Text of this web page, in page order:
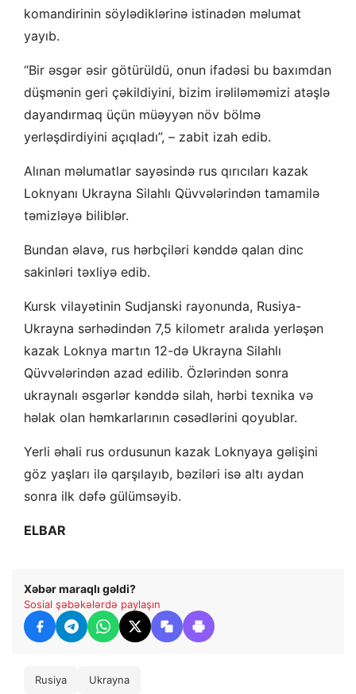
komandirinin söylədiklərinə istinadən məlumat
yayıb.
“Bir əsgər əsir götürüldü, onun ifadəsi bu baxımdan
düşmənin geri çəkildiyini, bizim irəliləməmizi atəşlə
dayandırmaq üçün müəyyən növ bölmə
yerləşdirdiyini açıqladı”, – zabit izah edib.
Alınan məlumatlar sayəsində rus qırıcıları kazak
Loknyanı Ukrayna Silahlı Qüvvələrindən tamamilə
təmizləyə biliblər.
Bundan əlavə, rus hərbçiləri kənddə qalan dinc
sakinləri təxliyə edib.
Kursk vilayətinin Sudjanski rayonunda, Rusiya-
Ukrayna sərhədindən 7,5 kilometr aralıda yerləşən
kazak Loknya martın 12-də Ukrayna Silahlı
Qüvvələrindən azad edilib. Özlərindən sonra
ukraynalı əsgərlər kənddə silah, hərbi texnika və
həlak olan həmkarlarının cəsədlərini qoyublar.
Yerli əhali rus ordusunun kazak Loknyaya gəlişini
göz yaşları ilə qarşılayıb, bəziləri isə altı aydan
sonra ilk dəfə gülümsəyib.
ELBAR
Xəbər maraqlı gəldi?
Sosial şəbəkələrdə paylaşın
Rusiya Ukrayna